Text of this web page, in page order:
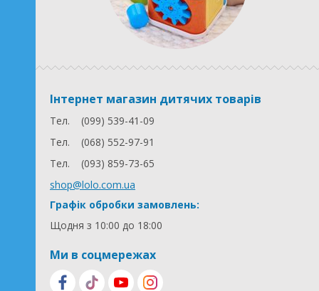
Інтернет магазин дитячих товарів
Тел.
(099) 539-41-09
Тел.
(068) 552-97-91
Тел.
(093) 859-73-65
shop@lolo.com.ua
Графік обробки замовлень:
Щодня з 10:00 до 18:00
Ми в соцмережах